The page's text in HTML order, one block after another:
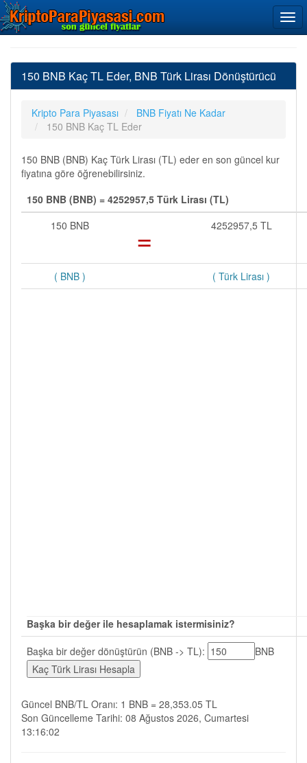
150 BNB Kaç TL Eder, BNB Türk Lirası Dönüştürücü
Kripto Para Piyasası
BNB Fiyatı Ne Kadar
150 BNB Kaç TL Eder
150 BNB (BNB) Kaç Türk Lirası (TL) eder en son güncel kur
fiyatına göre öğrenebilirsiniz.
150 BNB (BNB) = 4252957,5 Türk Lirası (TL)
150 BNB
= 4252957,5 TL
( BNB ) ( Türk Lirası )
Başka bir değer ile hesaplamak istermisiniz?
Başka bir değer dönüştürün (BNB -> TL):
BNB
Güncel BNB/TL Oranı: 1 BNB = 28,353.05 TL
Son Güncelleme Tarihi: 08 Ağustos 2026, Cumartesi
13:16:02